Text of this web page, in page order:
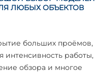
ЛЮБЫХ ОБЪЕКТОВ
больших проёмов,
интенсивность работы,
обзора и многое